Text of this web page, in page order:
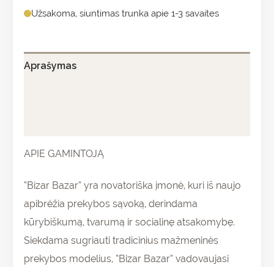
Užsakoma, siuntimas trunka apie 1-3 savaites
Aprašymas
APIE GAMINTOJĄ
“Bizar Bazar” yra novatoriška įmonė, kuri iš naujo
apibrėžia prekybos sąvoką, derindama
kūrybiškumą, tvarumą ir socialinę atsakomybę.
Siekdama sugriauti tradicinius mažmeninės
prekybos modelius, “Bizar Bazar” vadovaujasi